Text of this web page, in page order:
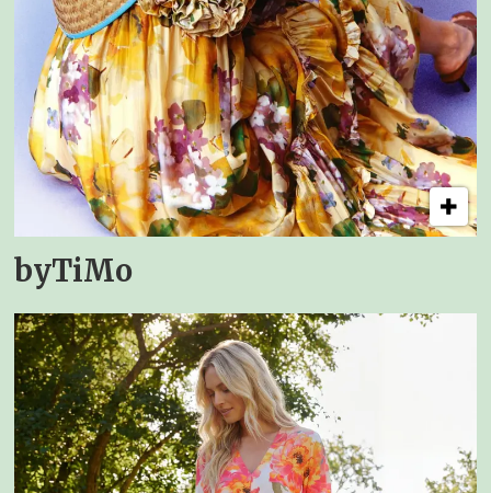
byTiMo